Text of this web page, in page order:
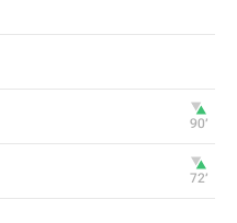
90‎’‎
72‎’‎